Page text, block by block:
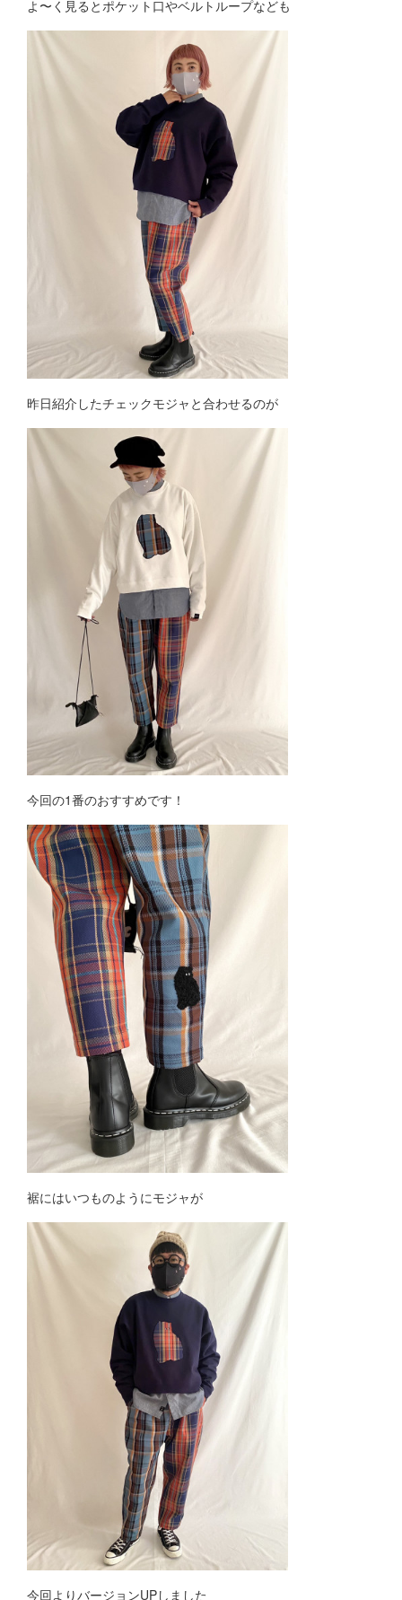
よ〜く見るとポケット口やベルトループなども
昨日紹介したチェックモジャと合わせるのが
今回の1番のおすすめです！
裾にはいつものようにモジャが
今回よりバージョンUPしました